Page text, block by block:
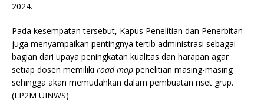
2024.
Pada kesempatan tersebut, Kapus Penelitian dan Penerbitan
juga menyampaikan pentingnya tertib administrasi sebagai
bagian dari upaya peningkatan kualitas dan harapan agar
setiap dosen memiliki road map penelitian masing-masing
sehingga akan memudahkan dalam pembuatan riset grup.
(LP2M UINWS)